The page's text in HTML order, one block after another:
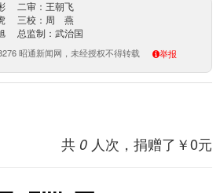
二审：王朝飞
三校：周 燕
总监制：武治国
昭通新闻网，未经授权不得转载 举报
共 0 人次，捐赠了￥0元